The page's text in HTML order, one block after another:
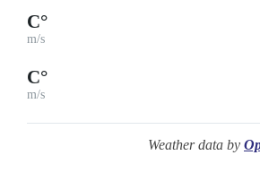
°C
m/s
°C
m/s
Weather data by